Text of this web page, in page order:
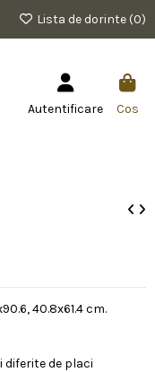
Lista de dorinte (0)
Autentificare Cos
40.8x61.4 cm.
diferite de placi